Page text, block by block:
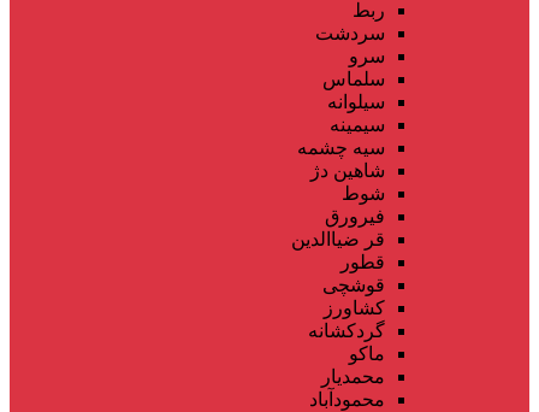
ربط
سردشت
سرو
سلماس
سیلوانه
سیمینه
سیه چشمه
شاهین دژ
شوط
فیرورق
قر ضیاالدین
قطور
قوشچی
کشاورز
گردکشانه
ماکو
محمدیار
محمودآباد